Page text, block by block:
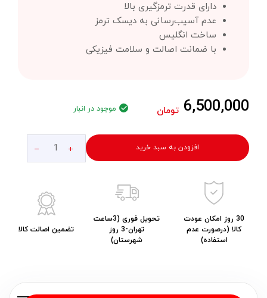
دارای قدرت ترمزگیری بالا
عدم آسیب‌رسانی به دیسک ترمز
ساخت انگلیس
با ضمانت اصالت و سلامت فیزیکی
6,500,000 تومان موجود در انبار
افزودن به سبد خرید
30 روز امکان عودت
کالا (درصورت عدم
استفاده)
تحویل فوری (3ساعت
تهران-3 روز
شهرستان)
تضمین اصالت کالا